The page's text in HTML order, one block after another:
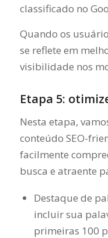
classificado no
Quando os
se reflete em
visibilidade nos
Etapa 5:
Nesta etapa,
conteúdo SEO-
facilmente
busca e atraente
Destaque de
incluir sua
primeiras 100